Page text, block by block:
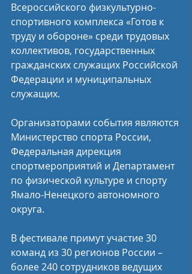
Всероссийского физкультурно-
спортивного комплекса «Готов к
труду и обороне» среди трудовых
коллективов, государственных
гражданских служащих Российской
Федерации и муниципальных
служащих.
Организаторами события являются
Министерство спорта России,
Федеральная дирекция
спортмероприятий и Департамент
по физической культуре и спорту
Ямало-Ненецкого автономного
округа.
В фестивале примут участие 30
команд из 30 регионов России –
более 240 сотрудников ведущих